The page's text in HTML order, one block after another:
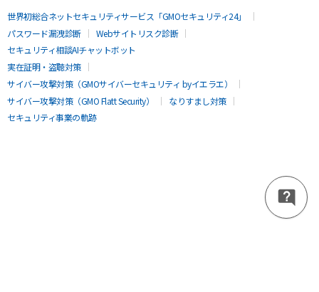
世界初総合ネットセキュリティサービス「GMOセキュリティ24」
パスワード漏洩診断
Webサイトリスク診断
セキュリティ相談AIチャットボット
実在証明・盗聴対策
サイバー攻撃対策（GMOサイバーセキュリティ byイエラエ）
サイバー攻撃対策（GMO Flatt Security）
なりすまし対策
セキュリティ事業の軌跡